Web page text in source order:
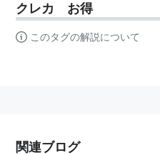
クレカ お得
このタグの解説について
関連ブログ